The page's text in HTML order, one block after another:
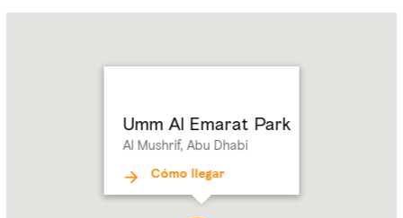
Umm Al Emarat Park
Al Mushrif, Abu Dhabi
Cómo llegar